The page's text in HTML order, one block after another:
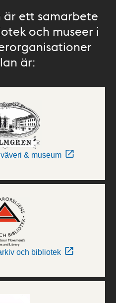
är ett samarbete
och museer i
är:
& museum
och bibliotek